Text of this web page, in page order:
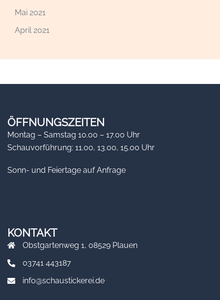
Mai 2021
April 2021
ÖFFNUNGSZEITEN
Montag – Samstag 10.00 – 17.00 Uhr
Schauvorführung: 11.00, 13.00, 15.00 Uhr
Sonn- und Feiertage auf Anfrage
KONTAKT
Obstgartenweg 1, 08529 Plauen
03741 443187
info@schaustickerei.de